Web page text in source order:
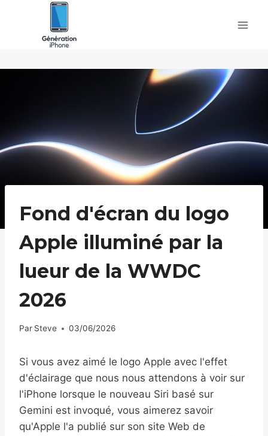
Fond d'écran du logo
Apple illuminé par la
lueur de la WWDC
2026
Par Steve 03/06/2026
Si vous avez aimé le logo Apple avec l'effet
d'éclairage que nous nous attendons à voir sur
l'iPhone lorsque le nouveau Siri basé sur
Gemini est invoqué, vous aimerez savoir
qu'Apple l'a publié sur son site Web de